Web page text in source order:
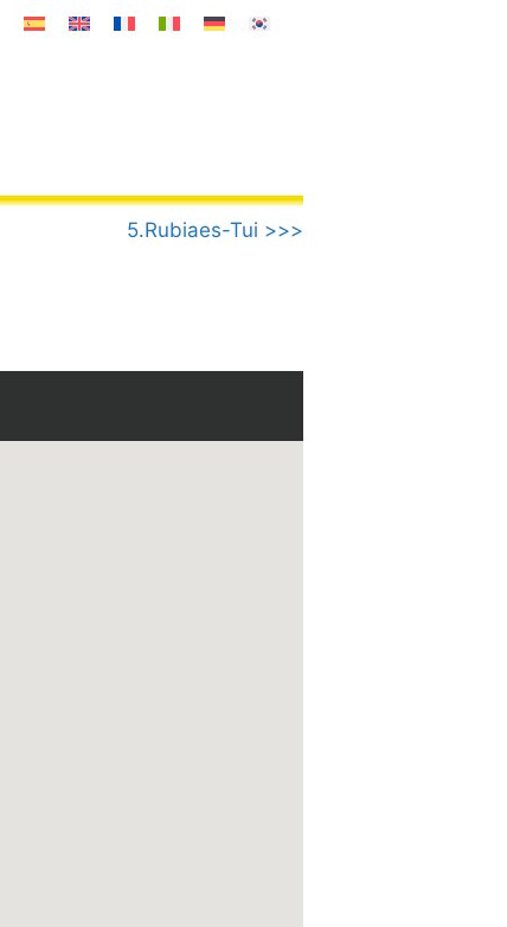
5.Rubiaes-Tui >>>